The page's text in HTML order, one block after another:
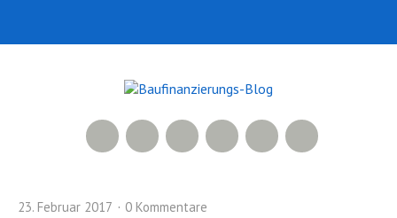
Facebook
500px
LinkedIn
Xing
RSS Feed
23. Februar 2017 0 Kommentare